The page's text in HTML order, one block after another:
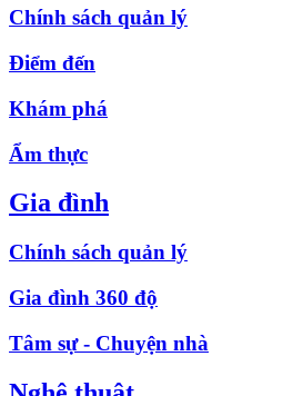
Chính sách quản lý
Điểm đến
Khám phá
Ẩm thực
Gia đình
Chính sách quản lý
Gia đình 360 độ
Tâm sự - Chuyện nhà